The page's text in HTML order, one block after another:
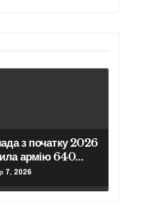
з початку 2026
армію 640
7, 2026